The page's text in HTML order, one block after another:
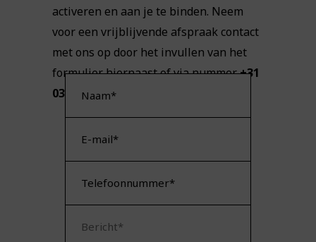
activeren en aan je te binden. Neem
voor een vrijblijvende afspraak contact
met ons op door het invullen van het
formulier hiernaast of via nummer+31
0314 355 800